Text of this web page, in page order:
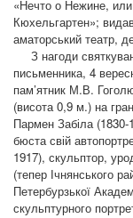
«Нечто о Нежине,
Кюхельгартен»;
аматорський театр,
З нагоди
письменника, 4
пам’ятник М.В.
(висота 0,9 м.) на
Пармен Забіла (1830-
бюста свій
1917), скульптор,
(тепер Ічнянського
Петербурзької
скульптурного